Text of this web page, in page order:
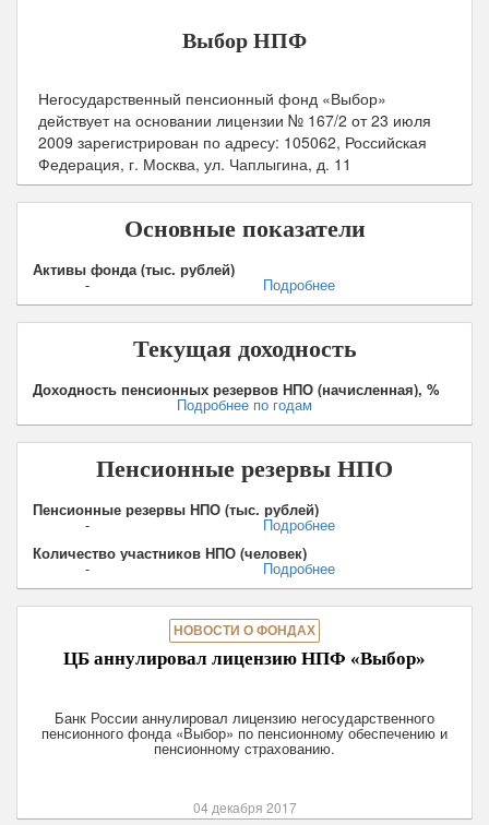
Выбор НПФ
Негосударственный пенсионный фонд «Выбор»
действует на основании лицензии № 167/2 от23 июля
2009 зарегистрирован по адресу: 105062, Российская
Федерация, г. Москва, ул. Чаплыгина, д. 11
Основные показатели
Активы фонда (тыс. рублей)
- Подробнее
Текущая доходность
Доходность пенсионных резервов НПО (начисленная), %
Подробнее по годам
Пенсионные резервы НПО
Пенсионные резервы НПО (тыс. рублей)
-
Подробнее
Количество участников НПО (человек)
- Подробнее
НОВОСТИ О ФОНДАХ
ЦБ аннулировал лицензию НПФ «Выбор»
Банк России аннулировал лицензию негосударственного
пенсионного фонда «Выбор» по пенсионному обеспечению и
пенсионному страхованию.
04 декабря 2017